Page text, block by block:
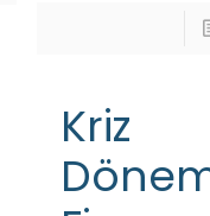
Kriz